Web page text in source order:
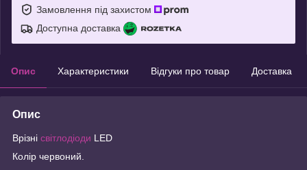
Замовлення під захистом
Доступна доставка
Опис Характеристики Відгуки про товар Доставка
Опис
Врізні світлодіоди LED
Колір червоний.